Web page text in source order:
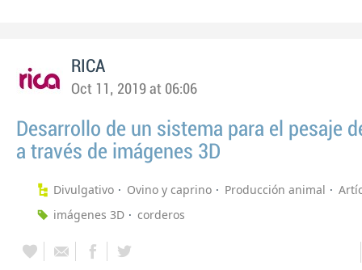
RICA
Oct 11, 2019 at 06:06
Desarrollo de un sistema para el pesaje
a través de imágenes 3D
Divulgativo Ovino y caprino Producción animal
imágenes 3D
corderos